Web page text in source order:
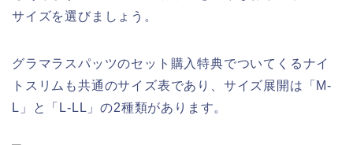
サイズを選びましょう。
グラマラスパッツのセット購入特典でついてくるナイ
トスリムも共通のサイズ表であり、サイズ展開は「M-
L」と「L-LL」の2種類があります。